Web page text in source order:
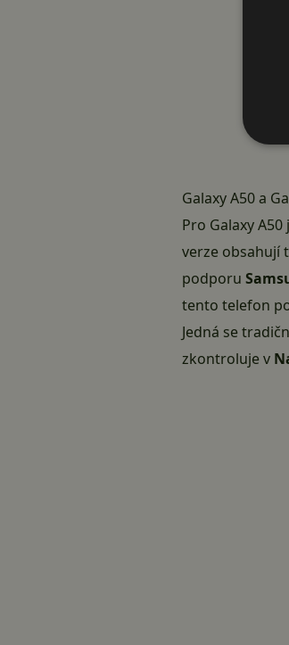
Galaxy A50 a
Pro Galaxy A50
verze obsahují
podporu
tento telefon
Jedná se
zkontroluje v